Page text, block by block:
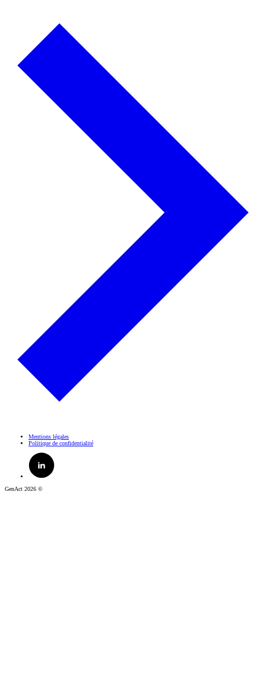
Mentions légales
Politique de confidentialité
GenAct 2026 ©